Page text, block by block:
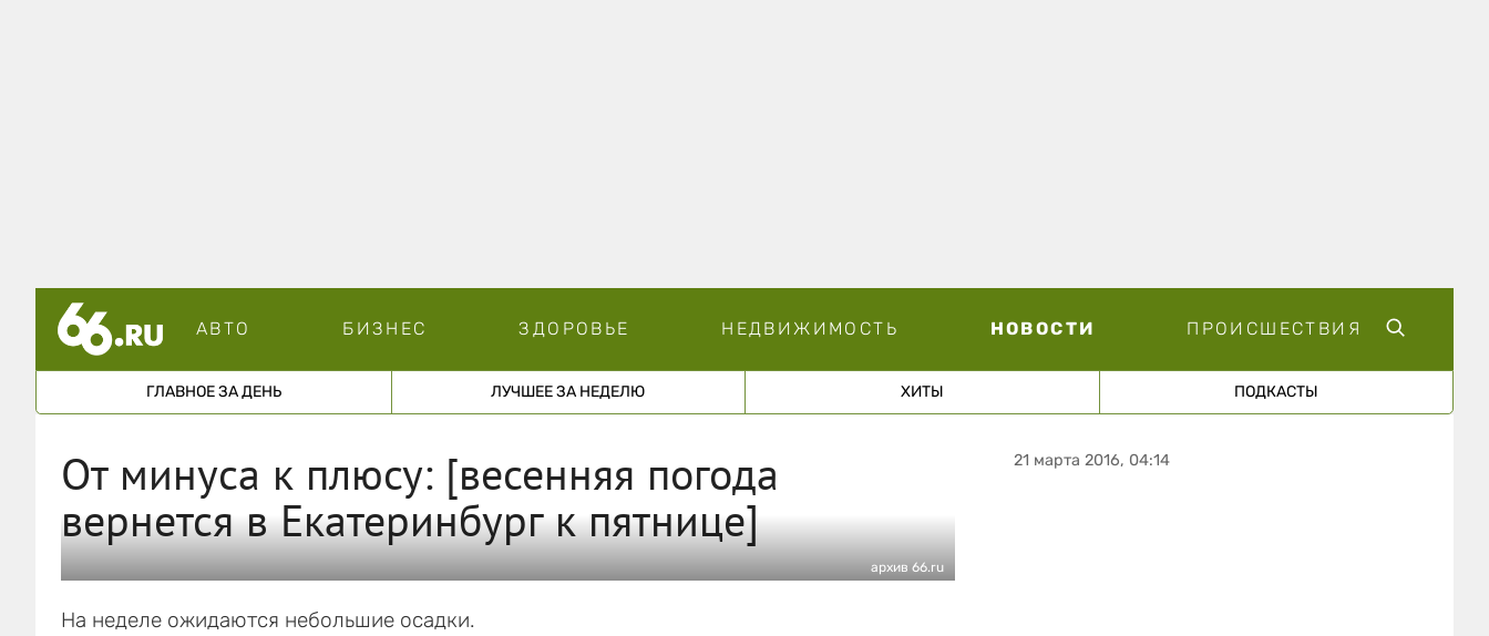
АВТО БИЗНЕС ЗДОРОВЬЕ НЕДВИЖИМОСТЬ НОВОСТИ ПРОИСШЕСТВИЯ
ГЛАВНОЕ ЗА ДЕНЬ ЛУЧШЕЕ ЗА НЕДЕЛЮ ХИТЫ ПОДКАСТЫ
От минуса к плюсу: [весенняя погода
вернется в Екатеринбург к пятнице]
архив 66.ru
На неделе ожидаются небольшие осадки.
21 марта 2016, 04:14